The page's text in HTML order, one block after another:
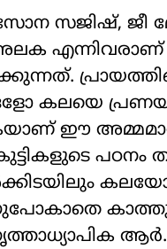
സജിഷ്, ജീ
എന്നിവരാണ്
കലയെ
ഈ